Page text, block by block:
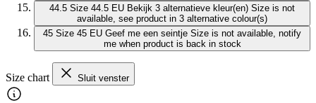
44.5 Size 44.5 EU Bekijk 3 alternatieve kleur(en) Size is not
available, see product in 3 alternative colour(s)
45 Size 45 EU Geef me een seintje Size is not available, notify
me when product is back in stock
Size chart Sluit venster